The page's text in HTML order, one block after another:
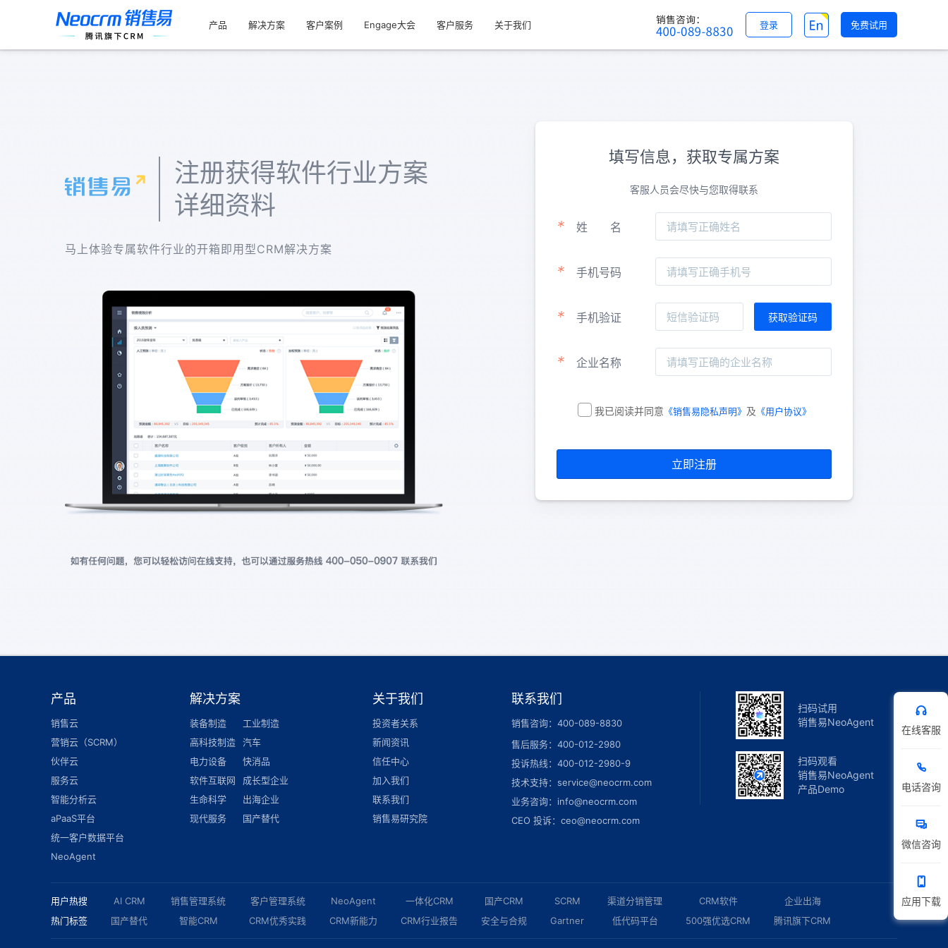
产品 解决方案 客户案例 Engage大会 客户服务 关于我们 免费试用
登录
注册获得软件行业方案
详细资料
马上体验专属软件行业的开箱即用型CRM解决方案
填写信息，获取专属方案
客服人员会尽快与您取得联系
* 姓 名
* 手机号码
* 手机验证
* 企业名称
我已阅读并同意 《销售易隐私声明》 及 《用户协议》
立即注册
产品
销售云
营销云（SCRM）
伙伴云
服务云
智能分析云
aPaaS平台
统一客户数据平台
NeoAgent
解决方案
装备制造
工业制造
高科技制造
汽车
电力设备
快消品
软件互联网
成长型企业
生命科学
出海企业
现代服务
国产替代
关于我们
投资者关系
新闻资讯
信任中心
加入我们
联系我们
销售易研究院
联系我们
销售咨询：400-089-8830
售后服务：400-012-2980
投诉热线：400-012-2980-9
技术支持：service@neocrm.com
业务咨询：info@neocrm.com
CEO 投诉：ceo@neocrm.com
扫码试用
销售易NeoAgent
扫码观看
销售易NeoAgent
产品Demo
用户热搜
热门标签
AI CRM
国产替代
销售管理系统
智能CRM
客户管理系统
CRM优秀实践
NeoAgent
CRM新能力
一体化CRM
CRM行业报告
国产CRM
安全与合规
SCRM
Gartner
渠道分销管理
低代码平台
CRM软件
500强优选CRM
企业出海
腾讯旗下CRM
在线客服
电话咨询
微信咨询
应用下载